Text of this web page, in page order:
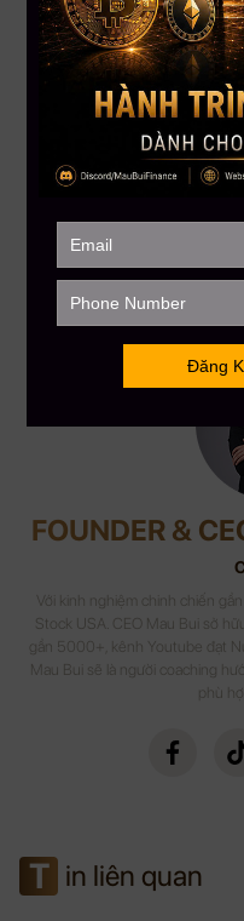
lược đồng hành – giúp bạn
bền vững – thực chiến.
Học để hiểu – Hiểu để
——————–
MAU BUI FINANCE – Với
toàn cầu hiểu biết hơn về
MauBuiFinance.com
Tham gia Discord VIP
https://
FOUNDER &
Với kinh nghiệm chinh chiến
Stock USA. CEO Mau Bui sở
gần 5000+, kênh Youtube đạt
Mau Bui sẽ là người coaching
phù
T in liên quan